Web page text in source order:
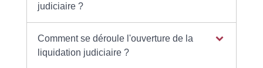
judiciaire ?
Comment se déroule l'ouverture de la
liquidation judiciaire ?